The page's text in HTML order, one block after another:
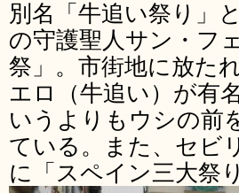
別名「牛追い祭り」
の守護聖人サン・フ
祭」。市街地に放た
エロ（牛追い）が有
いうよりもウシの前
ている。また、セビ
に「スペイン三大祭